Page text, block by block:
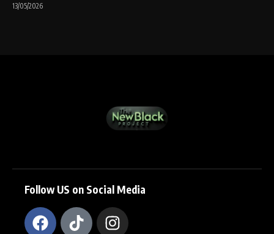
13/05/2026
Follow US on Social Media